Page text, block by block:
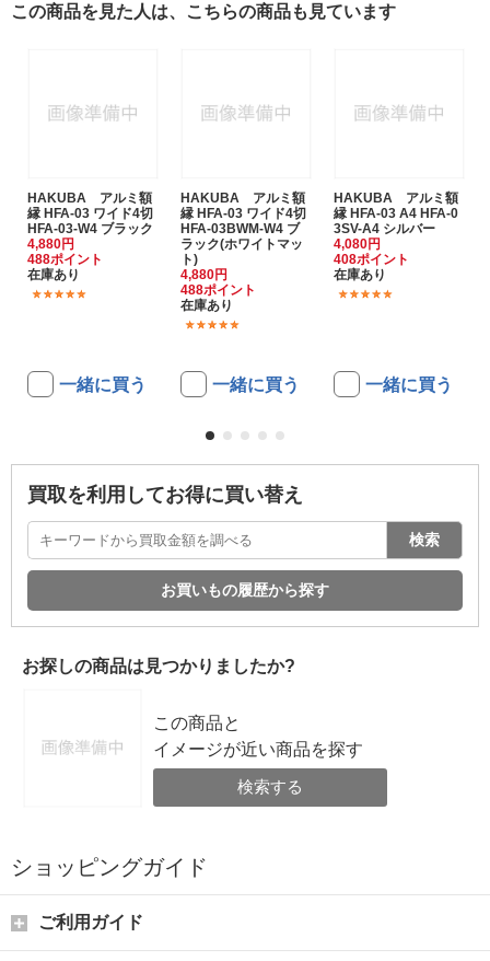
この商品を見た人は、こちらの商品も見ています
HAKUBA アルミ額
縁 HFA-03 ワイド4切
HFA-03-W4 ブラック
4,880円
488ポイント
在庫あり
一緒に買う
HAKUBA アルミ額
縁 HFA-03 ワイド4切
HFA-03BWM-W4 ブ
ラック(ホワイトマッ
ト)
4,880円
488ポイント
在庫あり
一緒に買う
HAKUBA アルミ額
縁 HFA-03 A4 HFA-0
3SV-A4 シルバー
4,080円
408ポイント
在庫あり
一緒に買う
買取を利用してお得に買い替え
検索
お買いもの履歴から探す
お探しの商品は見つかりましたか?
この商品と
イメージが近い商品を探す
検索する
ショッピングガイド
ご利用ガイド